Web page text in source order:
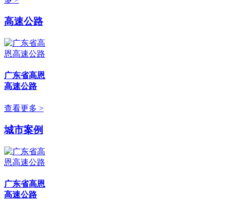
高速公路
广东省高恩
高速公路
查看更多 >
城市案例
广东省高恩
高速公路